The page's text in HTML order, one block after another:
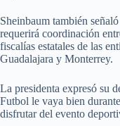
Sheinbaum también
requerirá coordinación
fiscalías estatales de las
Guadalajara y Monterrey.
La presidenta expresó su
Futbol le vaya bien
disfrutar del evento